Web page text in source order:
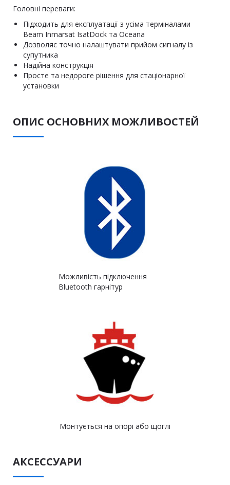
Головні переваги:
Підходить для експлуатації з усіма терміналами
Beam Inmarsat IsatDock та Oceana
Дозволяє точно налаштувати прийом сигналу із
супутника
Надійна конструкція
Просте та недороге рішення для стаціонарної
установки
ОПИС ОСНОВНИХ МОЖЛИВОСТЕЙ
Можливість підключення
Bluetooth гарнітур
Монтується на опорі або щоглі
АКСЕССУАРИ